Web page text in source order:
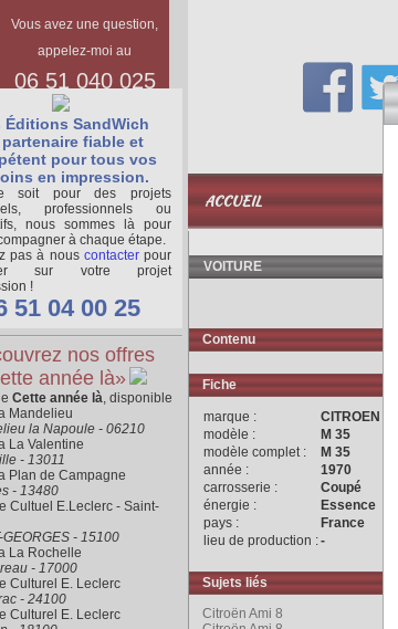
ACCUEIL
Vous avez une question,
appelez-moi au
06 51 040 025
VOITURE
Contenu
Fiche
marque :
CITROEN
modèle :
M 35
modèle complet :
M 35
année :
1970
carrosserie :
Coupé
énergie :
Essence
pays :
France
lieu de production :-
Sujets liés
Citroën Ami 8
Éditions SandWich
fiable et
pour tous vos
en impression.
soit pour des projets
professionnels ou
nous sommes là pour
à chaque étape.
pas à nous contacterpour
sur votre projet
!
51 04 00 25
nos offres
année là»
Cette année là, disponible
Mandelieu
la Napoule - 06210
La Valentine
- 13011
Plan de Campagne
- 13480
Cultuel E.Leclerc - Saint-
GEORGES - 15100
La Rochelle
- 17000
Culturel E. Leclerc
- 24100
Culturel E. Leclerc